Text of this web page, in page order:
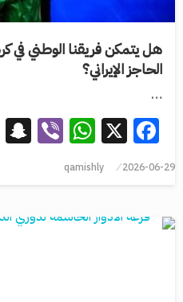
هل يتمكن فريقنا الوطني في
الحاجز الإيراني؟
…
Facebook
X
2026-06-29
qamishly